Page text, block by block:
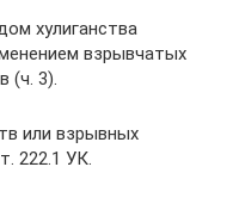
хулиганства
взрывчатых
(ч. 3).
или взрывных
222.1 УК.